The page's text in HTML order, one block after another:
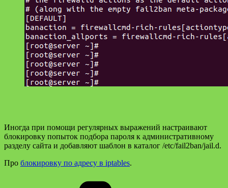
Иногда при помощи регулярных выражений настраивают
блокировку попыток подбора пароля к административному
разделу сайта и добавляют шаблон в каталог /etc/fail2ban/jail.d.
Про блокировку по адресу в iptables.